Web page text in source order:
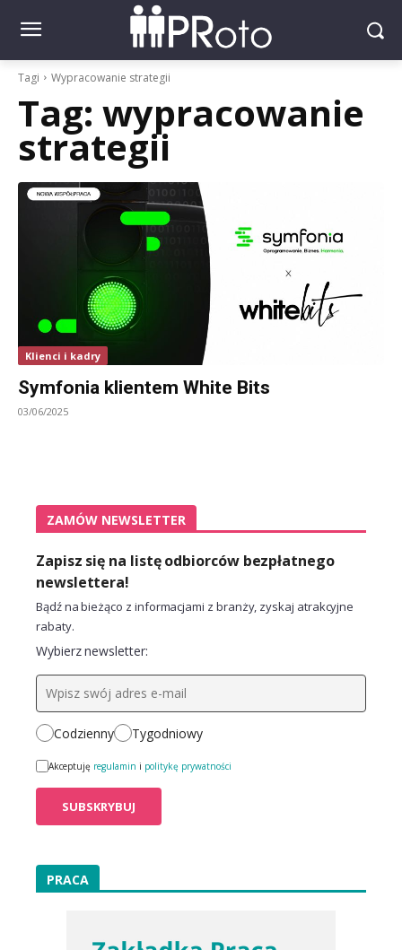
Tagi Wypracowanie strategii
Tag: wypracowanie
strategii
Klienci i kadry
Symfonia klientem White Bits
03/06/2025
ZAMÓW NEWSLETTER
Zapisz się na listę odbiorców bezpłatnego
newslettera!
Bądź na bieżąco z informacjami z branży, zyskaj atrakcyjne
rabaty.
Wybierz newsletter:
Codzienny Tygodniowy
Akceptuję regulamin i politykę prywatności
PRACA